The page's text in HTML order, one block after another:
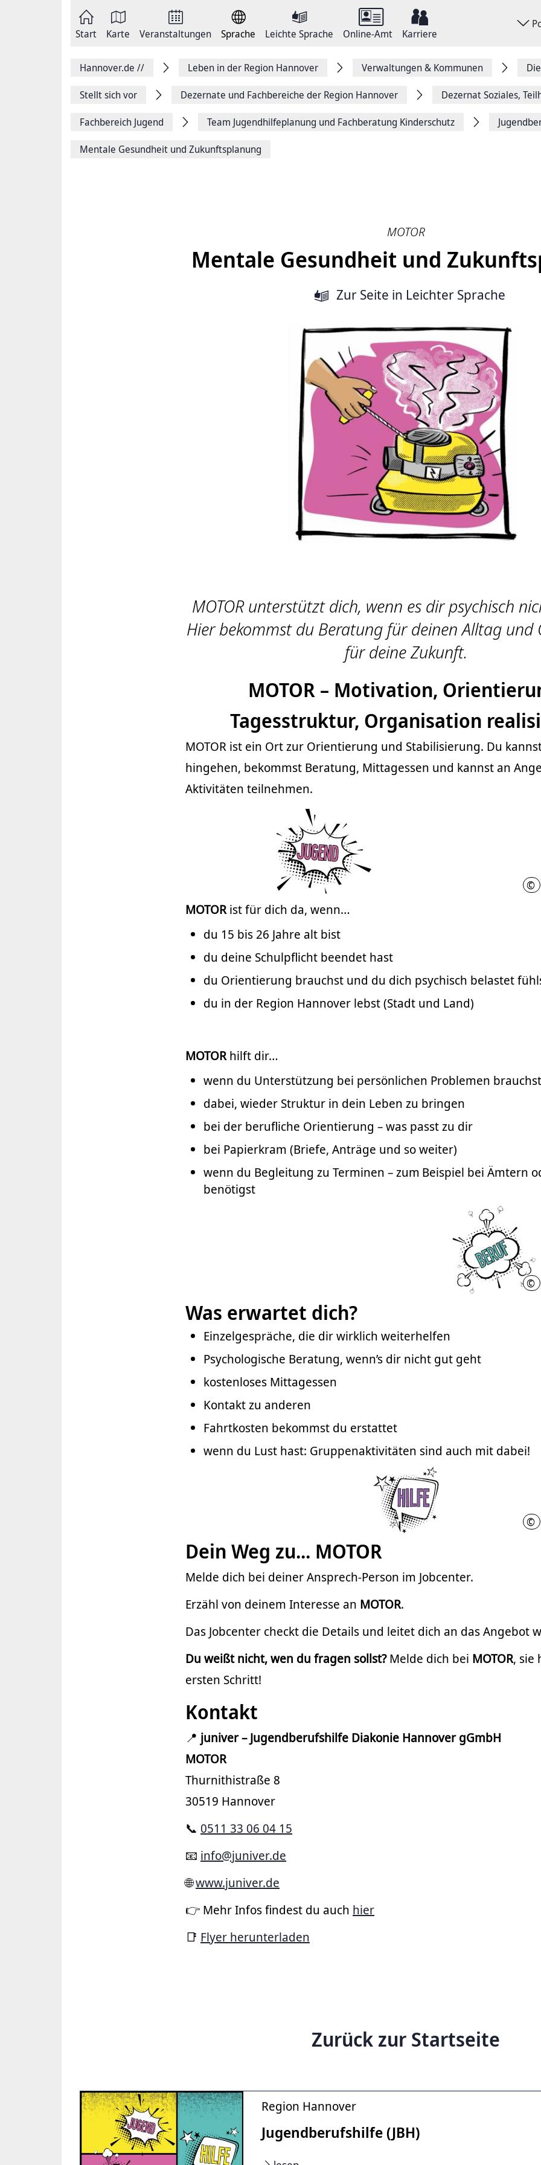
Start Karte Veranstaltungen Sprache Leichte Sprache Online-Amt Karriere
Hannover.de // Leben in der Region Hannover Verwaltungen & Kommunen
Stellt sich vor Dezernate und Fachbereiche der Region Hannover Dezernat Soziales,
Fachbereich Jugend Team Jugendhilfeplanung und Fachberatung Kinderschutz
Mentale Gesundheit und Zukunftsplanung
MOTOR
Mentale Gesundheit und
Zur Seite in Leichter Sprache
MOTOR unterstützt dich, wenn es dir psychisch
Hier bekommst du Beratung für deinen Alltag und
für deine Zukunft.
MOTOR – Motivation,
Tagesstruktur, Organisation
MOTOR ist ein Ort zur Orientierung und Stabilisierung. Du
hingehen, bekommst Beratung, Mittagessen und kannst an
Aktivitäten teilnehmen.
©
MOTORist für dich da, wenn…
du 15 bis 26 Jahre alt bist
du deine Schulpflicht beendet hast
du Orientierung brauchst und du dich psychisch belastet
du in der Region Hannover lebst (Stadt und Land)
MOTORhilft dir…
wenn du Unterstützung bei persönlichen Problemen brauchst
dabei, wieder Struktur in dein Leben zu bringen
bei der berufliche Orientierung – was passt zu dir
bei Papierkram (Briefe, Anträge und so weiter)
wenn du Begleitung zu Terminen – zum Beispiel bei Ämtern
benötigst
©
Was erwartet dich?
Einzelgespräche, die dir wirklich weiterhelfen
Psychologische Beratung, wenn’s dir nicht gut geht
kostenloses Mittagessen
Kontakt zu anderen
Fahrtkosten bekommst du erstattet
wenn du Lust hast: Gruppenaktivitäten sind auch mit dabei!
©
Dein Weg zu... MOTOR
Melde dich bei deiner Ansprech-Person im Jobcenter.
Erzähl von deinem Interesse an MOTOR.
Das Jobcenter checkt die Details und leitet dich an das Angebot
Du weißt nicht, wen du fragen sollst?Melde dich bei MOTOR, sie
ersten Schritt!
Kontakt
📍 juniver – Jugendberufshilfe Diakonie Hannover gGmbH
MOTOR
Thurnithistraße 8
30519 Hannover
📞 0511 33 06 04 15
📧 info@juniver.de
🌐www.juniver.de
👉 Mehr Infos findest du auch hier
📑 Flyer herunterladen
Zurück zur Startseite
Region Hannover
Jugendberufshilfe (JBH)